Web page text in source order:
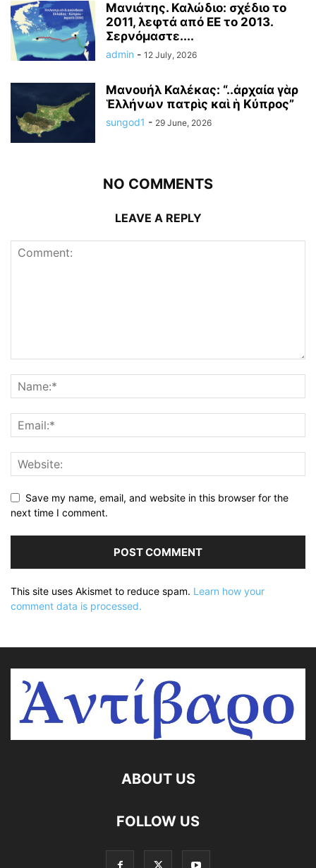
Μανιάτης. Καλώδιο: σχέδιο το
2011, λεφτά από ΕΕ το 2013.
Σερνόμαστε....
admin - 12 July, 2026
Μανουήλ Καλέκας: “..ἀρχαία γὰρ
Ἑλλήνων πατρὶς καὶ ἡ Κύπρος”
sungod1 - 29 June, 2026
NO COMMENTS
LEAVE A REPLY
Save my name, email, and website in this browser for the
next time I comment.
This site uses Akismet to reduce spam. Learn how your
comment data is processed.
ABOUT US
FOLLOW US